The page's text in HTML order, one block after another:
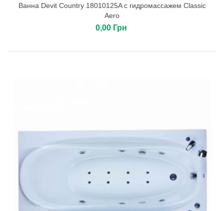
Ванна Devit Country 18010125A с гидромассажем Classic
Aero
0,00 Грн